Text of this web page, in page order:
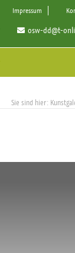
Impressum
osw-dd@t-